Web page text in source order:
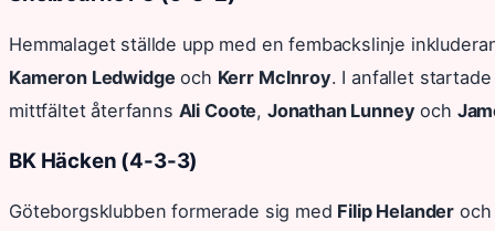
Hemmalaget ställde upp med en fembackslinje
Kameron Ledwidge och Kerr McInroy. I anfallet
mittfältet återfanns Ali Coote, Jonathan Lunneyoch
BK Häcken (4-3-3)
Göteborgsklubben formerade sig med Filip Helander